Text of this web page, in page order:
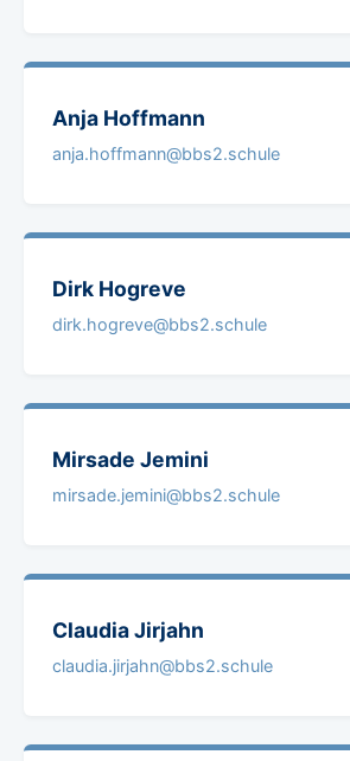
Anja Hoffmann
anja.hoffmann@bbs2.schule
Dirk Hogreve
dirk.hogreve@bbs2.schule
Mirsade Jemini
mirsade.jemini@bbs2.schule
ClaudiaJirjahn
claudia.jirjahn@bbs2.schule